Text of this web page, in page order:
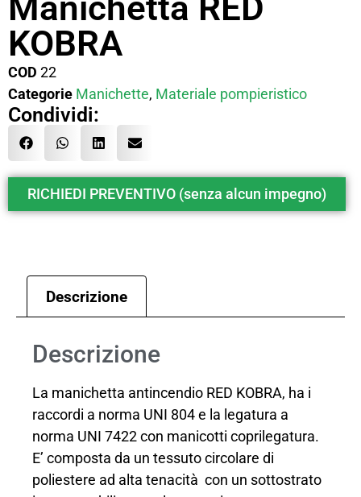
KOBRA
COD 22
Categorie Manichette, Materiale pompieristico
Condividi:
RICHIEDI PREVENTIVO (senza alcun impegno)
Descrizione
Descrizione
La manichetta antincendio RED KOBRA, ha i
raccordi a norma UNI 804 e la legatura a
norma UNI 7422 con manicotti coprilegatura.
E’ composta da un tessuto circolare di
poliestere ad alta tenacità con un sottostrato